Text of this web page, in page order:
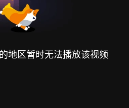
地区暂时无法播放该视频